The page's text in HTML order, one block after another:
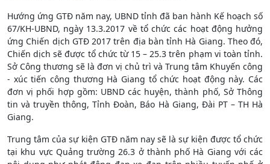
Hướng ứng GTĐ năm nay, UBND tỉnh đã ban hành Kế hoạch số
67/KH-UBND, ngày 13.3.2017 về tổ chức các hoạt động hưởng
ứng Chiến dịch GTĐ 2017 trên địa bàn tỉnh Hà Giang. Theo đó,
Chiến dịch sẽ được tổ chức từ 15 – 25.3 trên phạm vi toàn tỉnh.
Sở Công thương sẽ là đơn vị chủ trì và Trung tâm Khuyến công
- xúc tiến công thương Hà Giang tổ chức hoạt động này. Các
đơn vị phối hợp gồm: UBND các huyện, thành phố, Sở Thông
tin và truyền thông, Tỉnh Đoàn, Báo Hà Giang, Đài PT – TH Hà
Giang.
Trung tâm của sự kiện GTĐ năm nay sẽ là sự kiện được tổ chức
tại khu vực Quảng trường 26.3 ở thành phố Hà Giang với các